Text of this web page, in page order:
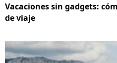
Vacaciones sin gadgets:
de viaje